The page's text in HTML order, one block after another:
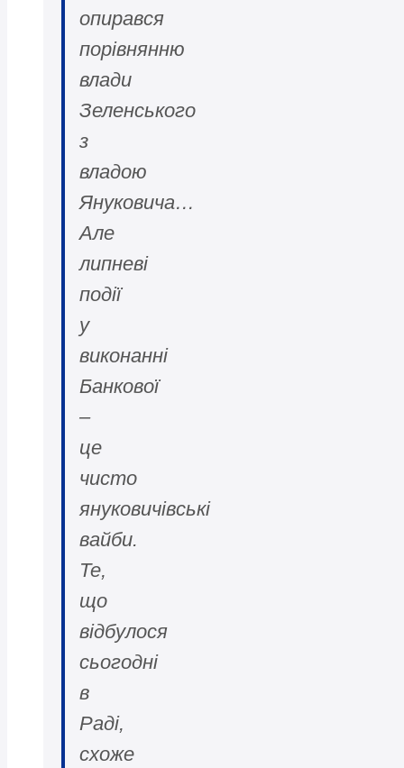
опирався
порівнянню
влади
Зеленського
з
владою
Януковича…
Але
липневі
події
у
виконанні
Банкової
–
це
чисто
януковичівські
вайби.
Те,
що
відбулося
сьогодні
в
Раді,
схоже